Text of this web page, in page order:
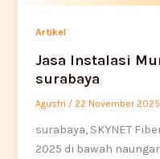
Artikel
Jasa Instalasi
surabaya
Agustri / 22 November 2025
surabaya, SKYNET
2025 di bawah